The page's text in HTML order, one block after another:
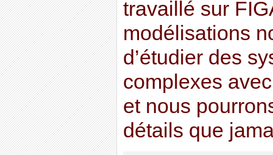
travaillé sur
modélisations
d’étudier des
complexes
et nous
détails que